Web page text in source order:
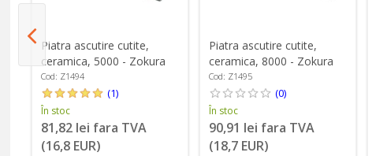
Piatra ascutire cutite,
ceramica, 5000 - Zokura
Cod: Z1494
(1)
În stoc
81,82 lei fara TVA
(16,8 EUR)
Piatra ascutire cutite,
ceramica, 8000 - Zokura
Cod: Z1495
(0)
În stoc
90,91 lei fara TVA
(18,7 EUR)